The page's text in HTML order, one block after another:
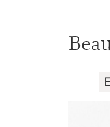
WEITER ZUM INHALT